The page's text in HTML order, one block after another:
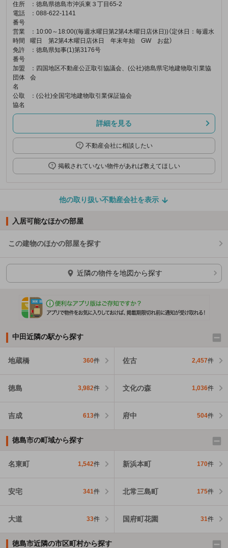
住所
：徳島県徳島市沖浜東３丁目65-2
電話
番号
：088-622-1141
営業
時間
：10:00～18:00((毎週水曜日第2第4木曜日店休日))（定休日：毎週水
曜日 第2第4木曜日店休日 年末年始 GW お盆）
免許
番号
：徳島県知事(1)第3176号
加盟
団体
名
：四国地区不動産公正取引協議会、(公社)徳島県宅地建物取引業協
会
公取
協名
：(公社)全国宅地建物取引業保証協会
詳細を見る
不動産会社に相談したい
掲載されていない物件があれば教えてほしい
他の取り扱い不動産会社を表示
入居可能なほかの部屋
この建物のほかの部屋を探す
ほかの部屋を検索中…
近隣の物件を地図から探す
中田近隣の駅から探す
地蔵橋 360件 佐古 2,457件
徳島 3,982件 文化の森 1,036件
吉成 613件 府中 504件
徳島市の町域から探す
名東町 1,542件 新浜本町 170件
安宅 341件 北常三島町 175件
大道 33件 国府町花園 31件
徳島市近隣の市区町村から探す